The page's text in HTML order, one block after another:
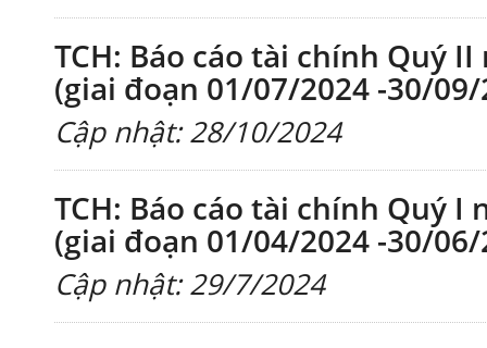
TCH: Báo cáo tài chính Quý
(giai đoạn 01/07/2024 -30/09/
Cập nhật: 28/10/2024
TCH: Báo cáo tài chính Quý I
(giai đoạn 01/04/2024 -30/06/
Cập nhật: 29/7/2024